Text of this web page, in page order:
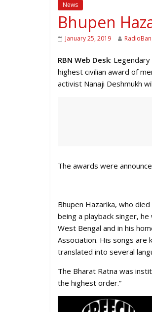
News
Bhupen
January 25, 2019
RBN Web Desk:
highest civilian award of
activist Nanaji Deshmukh
The awards were
Bhupen Hazarika, who
being a playback singer,
West Bengal and in his
Association. His songs are
translated into several
The Bharat Ratna was
the highest order.”